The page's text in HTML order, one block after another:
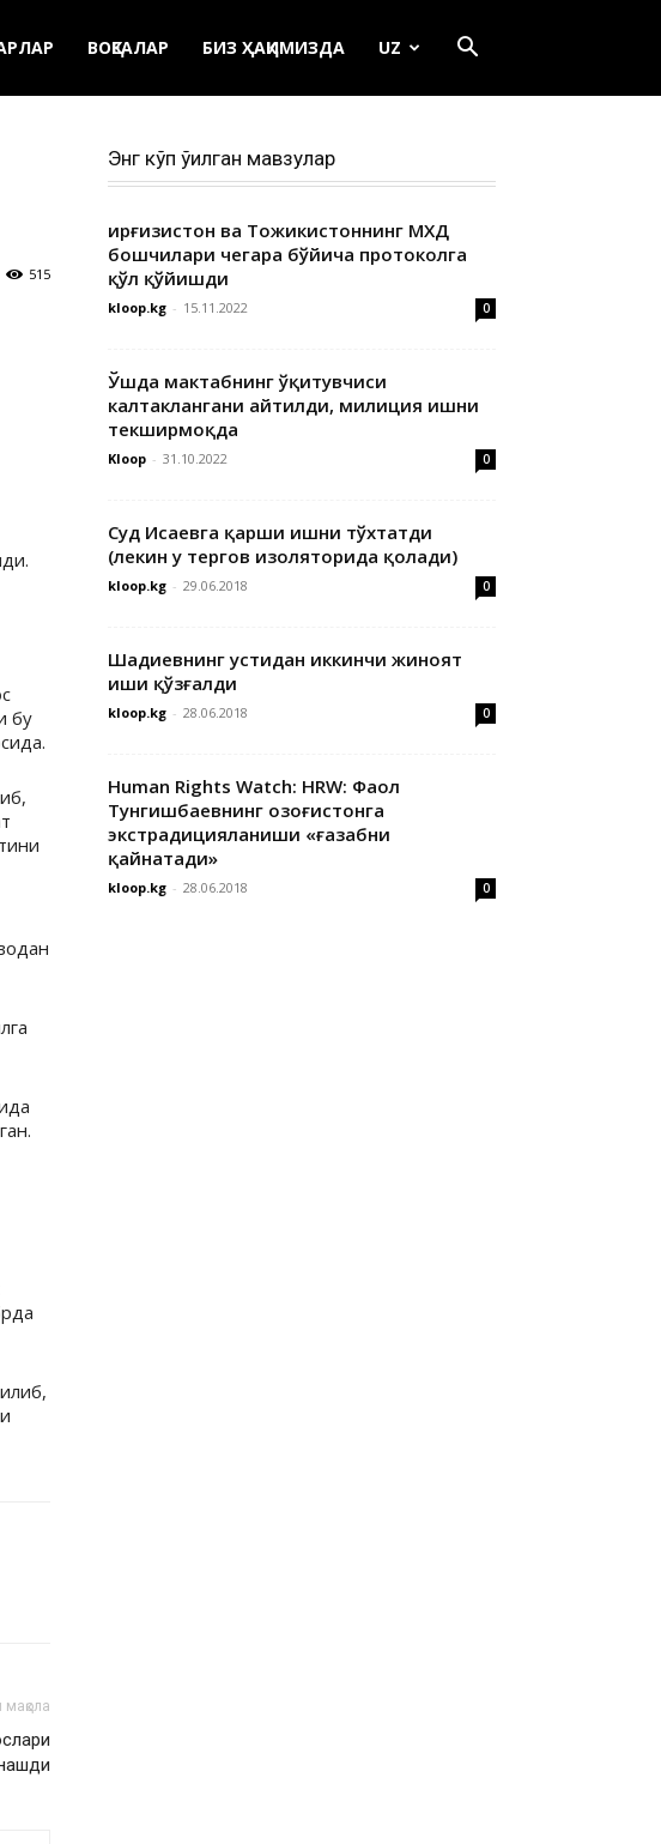
ВОҚЕАЛАР БИЗ ҲАҚИМИЗДА UZ
515
бу
мақола
Энг кўп ўқилган мавзулар
Қирғизистон ва Тожикистоннинг МХДҚ
бошчилари чегара бўйича протоколга
қўл қўйишди
kloop.kg - 15.11.2022 0
Ўшда мактабнинг ўқитувчиси
калтаклангани айтилди, милиция ишни
текширмоқда
Kloop - 31.10.2022 0
Суд Исаевга қарши ишни тўхтатди
(лекин у тергов изоляторида қолади)
kloop.kg - 29.06.2018 0
Шадиевнинг устидан иккинчи жиноят
иши қўзғалди
kloop.kg - 28.06.2018 0
Human Rights Watch: HRW: Фаол
Тунгишбаевнинг Қозоғистонга
экстрадицияланиши «ғазабни
қайнатади»
kloop.kg - 28.06.2018 0